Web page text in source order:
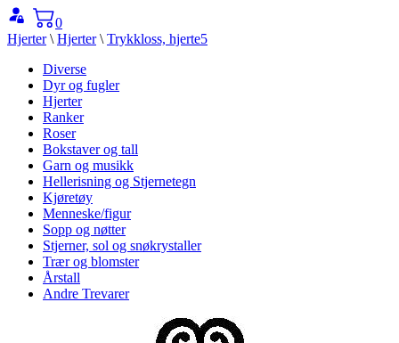
0
Hjerter\ Hjerter\ Trykkloss, hjerte5
Diverse
Dyr og fugler
Hjerter
Ranker
Roser
Bokstaver og tall
Garn og musikk
Hellerisning og Stjernetegn
Kjøretøy
Menneske/figur
Sopp og nøtter
Stjerner, sol og snøkrystaller
Trær og blomster
Årstall
Andre Trevarer